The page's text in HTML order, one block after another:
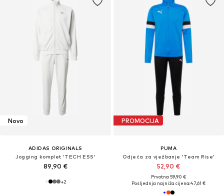
Novo
ADIDAS ORIGINALS
Jogging komplet 'TECH ESS'
89,90 €
+2
PROMOCIJA
PUMA
Odjeća za vježbanje 'Team Rise'
52,90 €
Prvotno: 59,90 €
Posljednja najniža cijena:47,61 €